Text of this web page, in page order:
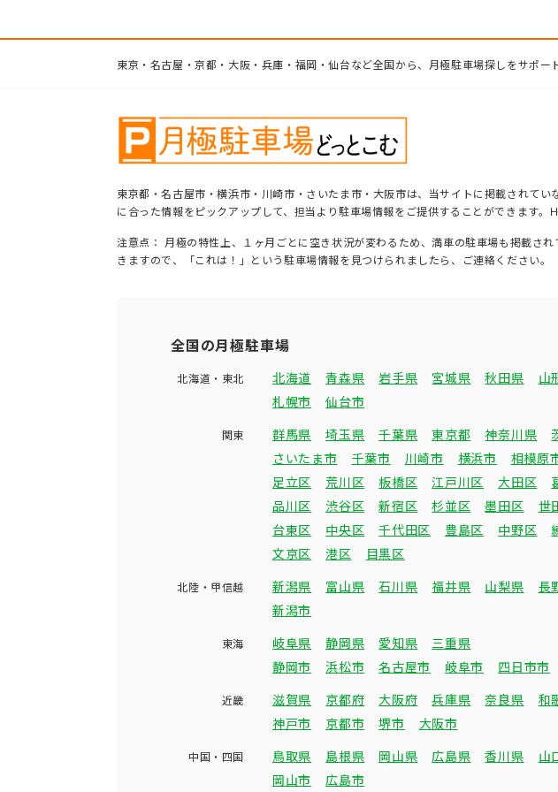
東京・名古屋・京都・大阪・兵庫・福岡・仙台など全国から、月極駐車場探しをサポー
東京都・名古屋市・横浜市・川崎市・さいたま市・大阪市は、当サイトに掲載されて
に合った情報をピックアップして、担当より駐車場情報をご提供することができます。
注意点： 月極の特性上、１ヶ月ごとに空き状況が変わるため、満車の駐車場も掲載さ
きますので、「これは！」という駐車場情報を見つけられましたら、ご連絡ください。
全国の月極駐車場
北海道・東北 北海道 青森県 岩手県 宮城県 秋田県 山
札幌市
仙台市
関東 群馬県 埼玉県 千葉県 東京都 神奈川県
さいたま市
千葉市 川崎市 横浜市
相模原
足立区
荒川区 板橋区 江戸川区 大田区
品川区
渋谷区 新宿区 杉並区 墨田区
世
台東区
中央区 千代田区 豊島区 中野区
文京区
港区 目黒区
北陸・甲信越 新潟県 富山県 石川県 福井県 山梨県
長
新潟市
東海 岐阜県 静岡県 愛知県
三重県
静岡市
浜松市 名古屋市 岐阜市 四日市市
近畿 滋賀県 京都府 大阪府 兵庫県 奈良県
和
神戸市
京都市 堺市 大阪市
中国・四国 鳥取県 島根県 岡山県 広島県 香川県 山
岡山市
広島市